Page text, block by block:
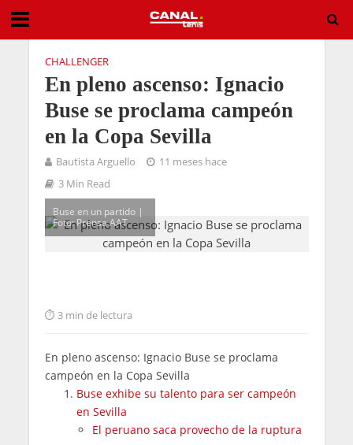
CHALLENGER
En pleno ascenso: Ignacio
Buse se proclama campeón
en la Copa Sevilla
Bautista Arguello
11 meses hace
3 Min Read
Buse en un partido |
Foto: Prensa AAT
3 min de lectura
En pleno ascenso: Ignacio Buse se proclama
campeón en la Copa Sevilla
Buse exhibe su talento para ser campeón
en Sevilla
El peruano saca provecho de la ruptura